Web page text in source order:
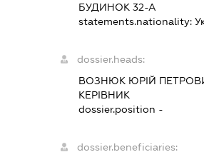
БУДИНОК 32-А
statements.nationality:
dossier.heads:
ВОЗНЮК ЮРІЙ
КЕРІВНИК
dossier.position -
dossier.beneficiaries: